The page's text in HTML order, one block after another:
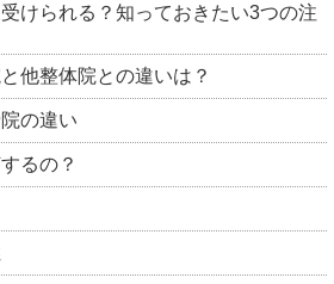
けられる？知っておきたい3つの注
他整体院との違いは？
の違い
るの？